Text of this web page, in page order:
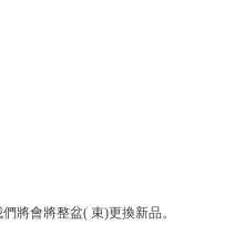
會將整盆( 束)更換新品。